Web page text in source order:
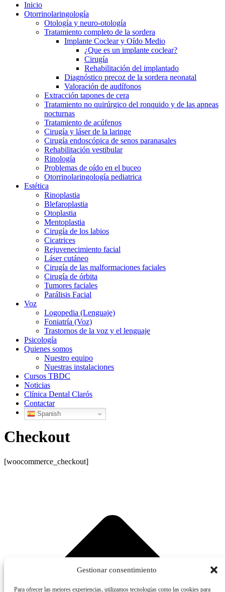
Gestionar consentimiento
Para ofrecer las mejores experiencias, utilizamos tecnologías como las cookies para
Inicio
Otorrinolaringología
Otología y neuro-otología
Tratamiento completo de la sordera
Implante Coclear y Oído Medio
¿Que es un implante coclear?
Cirugía
Rehabilitación del implantado
Diagnóstico precoz de la sordera neonatal
Valoración de audífonos
Extracción tapones de cera
Tratamiento no quirúrgico del ronquido y de las apneas
nocturnas
Tratamiento de acúfenos
Cirugía y láser de la laringe
Cirugía endoscópica de senos paranasales
Rehabilitación vestibular
Rinología
Problemas de oído en el buceo
Otorrinolaringología pediatrica
Estética
Rinoplastia
Blefaroplastia
Otoplastia
Mentoplastia
Cirugía de los labios
Cicatrices
Rejuvenecimiento facial
Láser cutáneo
Cirugía de las malformaciones faciales
Cirugía de órbita
Tumores faciales
Parálisis Facial
Voz
Logopedia (Lenguaje)
Foniatría (Voz)
Trastornos de la voz y el lenguaje
Psicología
Quienes somos
Nuestro equipo
Nuestras instalaciones
Cursos TBDC
Noticias
Clínica Dental Clarós
Contactar
Spanish
Checkout
[woocommerce_checkout]